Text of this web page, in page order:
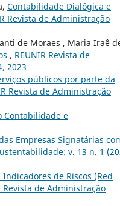
Contabilidade Dialógica e
Revista de Administração
de Moraes , Maria Iraê
, REUNIR Revista de
2023
públicos por parte da
Revista de Administração
Contabilidade e
Empresas Signatárias
v. 13 n. 1
de Riscos (Red
Revista de Administração